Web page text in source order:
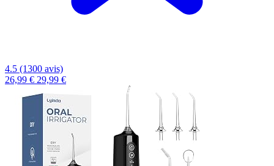
4.5 (1300 avis)
26,99 € 29,99 €